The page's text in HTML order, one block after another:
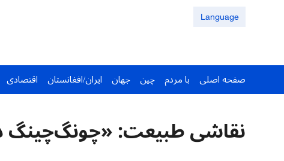
Language
صفحه اصلی با مردم چین جهان ایران/افغانستان اقتصادی
نقاشی طبیعت: «چونگ‌چینگ